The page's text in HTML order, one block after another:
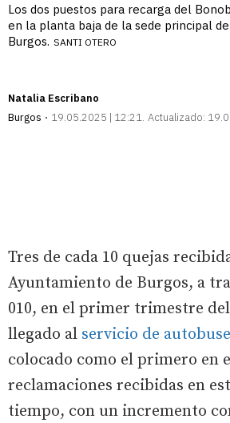
Los dos puestos para recarga del
en la planta baja de la sede principal
Burgos. SANTI OTERO
Natalia Escribano
Burgos
19.05.2025 | 12:21 Actualizado:
Tres de cada 10 quejas
Ayuntamiento de Burgos, a
010, en el primer trimestre
llegado al servicio de
colocado como el primero en
reclamaciones recibidas en
tiempo, con un incremento